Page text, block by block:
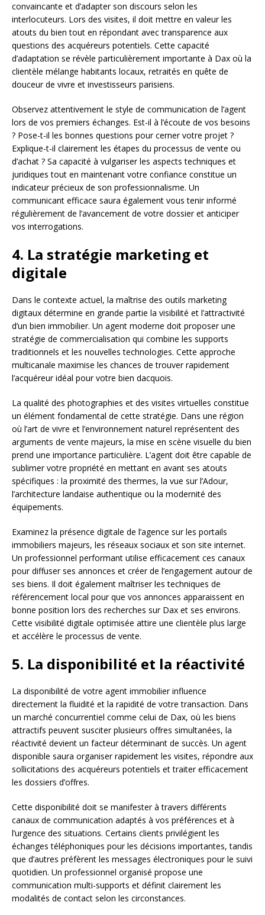
convaincante et d’adapter son discours selon les
interlocuteurs. Lors des visites, il doit mettre en valeur les
atouts du bien tout en répondant avec transparence aux
questions des acquéreurs potentiels. Cette capacité
d’adaptation se révèle particulièrement importante à Dax où la
clientèle mélange habitants locaux, retraités en quête de
douceur de vivre et investisseurs parisiens.
Observez attentivement le style de communication de l’agent
lors de vos premiers échanges. Est-il à l’écoute de vos besoins
? Pose-t-il les bonnes questions pour cerner votre projet ?
Explique-t-il clairement les étapes du processus de vente ou
d’achat ? Sa capacité à vulgariser les aspects techniques et
juridiques tout en maintenant votre confiance constitue un
indicateur précieux de son professionnalisme. Un
communicant efficace saura également vous tenir informé
régulièrement de l’avancement de votre dossier et anticiper
vos interrogations.
4. La stratégie marketing et
digitale
Dans le contexte actuel, la maîtrise des outils marketing
digitaux détermine en grande partie la visibilité et l’attractivité
d’un bien immobilier. Un agent moderne doit proposer une
stratégie de commercialisation qui combine les supports
traditionnels et les nouvelles technologies. Cette approche
multicanale maximise les chances de trouver rapidement
l’acquéreur idéal pour votre bien dacquois.
La qualité des photographies et des visites virtuelles constitue
un élément fondamental de cette stratégie. Dans une région
où l’art de vivre et l’environnement naturel représentent des
arguments de vente majeurs, la mise en scène visuelle du bien
prend une importance particulière. L’agent doit être capable de
sublimer votre propriété en mettant en avant ses atouts
spécifiques : la proximité des thermes, la vue sur l’Adour,
l’architecture landaise authentique ou la modernité des
équipements.
Examinez la présence digitale de l’agence sur les portails
immobiliers majeurs, les réseaux sociaux et son site internet.
Un professionnel performant utilise efficacement ces canaux
pour diffuser ses annonces et créer de l’engagement autour de
ses biens. Il doit également maîtriser les techniques de
référencement local pour que vos annonces apparaissent en
bonne position lors des recherches sur Dax et ses environs.
Cette visibilité digitale optimisée attire une clientèle plus large
et accélère le processus de vente.
5. La disponibilité et la réactivité
La disponibilité de votre agent immobilier influence
directement la fluidité et la rapidité de votre transaction. Dans
un marché concurrentiel comme celui de Dax, où les biens
attractifs peuvent susciter plusieurs offres simultanées, la
réactivité devient un facteur déterminant de succès. Un agent
disponible saura organiser rapidement les visites, répondre aux
sollicitations des acquéreurs potentiels et traiter efficacement
les dossiers d’offres.
Cette disponibilité doit se manifester à travers différents
canaux de communication adaptés à vos préférences et à
l’urgence des situations. Certains clients privilégient les
échanges téléphoniques pour les décisions importantes, tandis
que d’autres préfèrent les messages électroniques pour le suivi
quotidien. Un professionnel organisé propose une
communication multi-supports et définit clairement les
modalités de contact selon les circonstances.